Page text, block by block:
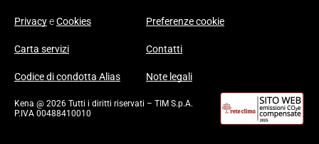
PrivacyeCookies Preferenze cookie
Carta servizi Contatti
Codice di condotta Alias Note legali
Kena @ 2026 Tutti i diritti riservati – TIM S.p.A.
P.IVA 00488410010